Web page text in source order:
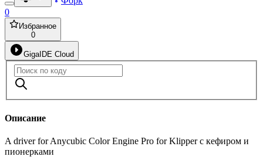
0
Избранное
0
GigaIDE Cloud
Описание
A driver for Anycubic Color Engine Pro for Klipper с кефиром и
пионерками